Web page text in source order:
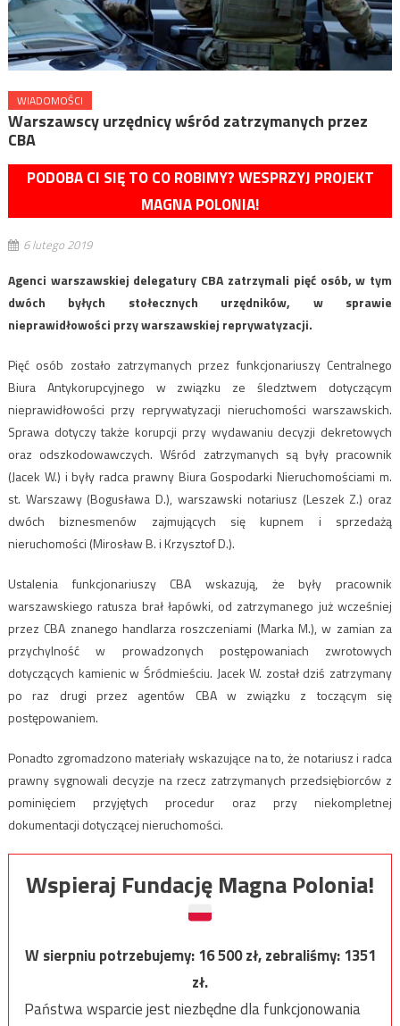
WIADOMOŚCI
Warszawscy urzędnicy wśród zatrzymanych przez
CBA
PODOBA CI SIĘ TO CO ROBIMY? WESPRZYJ PROJEKT
MAGNA POLONIA!
6 lutego 2019
Agenci warszawskiej delegatury CBA zatrzymali pięć osób, w tym
dwóch byłych stołecznych urzędników, w sprawie
nieprawidłowości przy warszawskiej reprywatyzacji.
Pięć osób zostało zatrzymanych przez funkcjonariuszy Centralnego
Biura Antykorupcyjnego w związku ze śledztwem dotyczącym
nieprawidłowości przy reprywatyzacji nieruchomości warszawskich.
Sprawa dotyczy także korupcji przy wydawaniu decyzji dekretowych
oraz odszkodowawczych. Wśród zatrzymanych są były pracownik
(Jacek W.) i były radca prawny Biura Gospodarki Nieruchomościami m.
st. Warszawy (Bogusława D.), warszawski notariusz (Leszek Z.) oraz
dwóch biznesmenów zajmujących się kupnem i sprzedażą
nieruchomości (Mirosław B. i Krzysztof D.).
Ustalenia funkcjonariuszy CBA wskazują, że były pracownik
warszawskiego ratusza brał łapówki, od zatrzymanego już wcześniej
przez CBA znanego handlarza roszczeniami (Marka M.), w zamian za
przychylność w prowadzonych postępowaniach zwrotowych
dotyczących kamienic w Śródmieściu. Jacek W. został dziś zatrzymany
po raz drugi przez agentów CBA w związku z toczącym się
postępowaniem.
Ponadto zgromadzono materiały wskazujące na to, że notariusz i radca
prawny sygnowali decyzje na rzecz zatrzymanych przedsiębiorców z
pominięciem przyjętych procedur oraz przy niekompletnej
dokumentacji dotyczącej nieruchomości.
Wspieraj Fundację Magna Polonia!
W sierpniu potrzebujemy:16 500zł, zebraliśmy:1351
zł.
Państwa wsparcie jest niezbędne dla funkcjonowania